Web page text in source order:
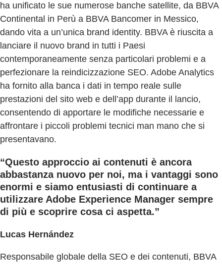
ha unificato le sue numerose banche satellite, da BBVA
Continental in Perù a BBVA Bancomer in Messico,
dando vita a un’unica brand identity. BBVA è riuscita a
lanciare il nuovo brand in tutti i Paesi
contemporaneamente senza particolari problemi e a
perfezionare la reindicizzazione SEO. Adobe Analytics
ha fornito alla banca i dati in tempo reale sulle
prestazioni del sito web e dell’app durante il lancio,
consentendo di apportare le modifiche necessarie e
affrontare i piccoli problemi tecnici man mano che si
presentavano.
“Questo approccio ai contenuti è ancora
abbastanza nuovo per noi, ma i vantaggi sono
enormi e siamo entusiasti di continuare a
utilizzare Adobe Experience Manager sempre
di più e scoprire cosa ci aspetta.”
Lucas Hernández
Responsabile globale della SEO e dei contenuti, BBVA